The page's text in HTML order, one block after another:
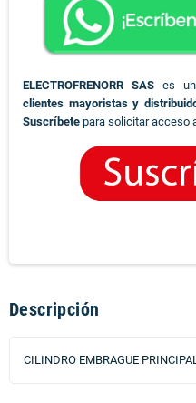
ELECTROFRENORR SAS es
clientes mayoristas y
Suscríbete para solicitar acceso
Descripción
CILINDRO EMBRAGUE